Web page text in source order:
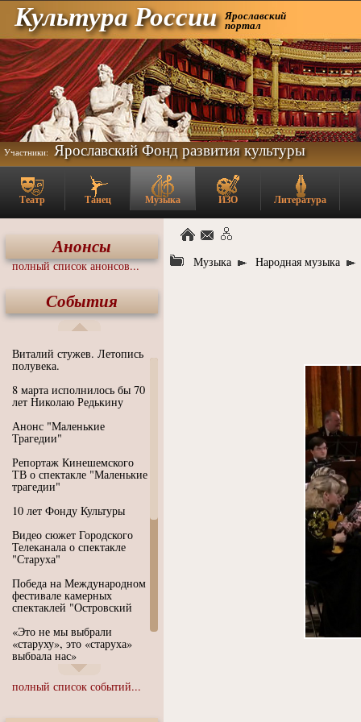
Культура России Ярославский
портал
Участники: Ярославский Фонд развития культуры
Театр Танец Музыка ИЗО Литература
Анонсы
полный список анонсов...
События
Виталий стужев. Летопись
полувека.
8 марта исполнилось бы 70
лет Николаю Редькину
Анонс "Маленькие
Трагедии"
Репортаж Кинешемского
ТВ о спектакле "Маленькие
трагедии"
10 лет Фонду Культуры
Видео сюжет Городского
Телеканала о спектакле
"Старуха"
Победа на Международном
фестивале камерных
спектаклей "Островский
«Это не мы выбрали
«старуху», это «старуха»
выбрала нас»
Иммерсивный спектакль
"Язык чистого полета
полный список событий...
Музыка Народная музыка